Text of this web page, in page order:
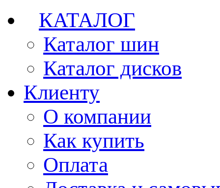
КАТАЛОГ
Каталог шин
Каталог дисков
Клиенту
О компании
Как купить
Оплата